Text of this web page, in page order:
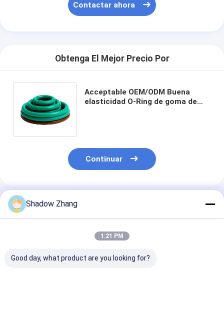
Contactar ahora
Obtenga El Mejor Precio Por
Acceptable OEM/ODM Buena
elasticidad O-Ring de goma de
Continuar
Productos Recomendados
Shadow Zhang
1:21 PM
Good day, what product are you looking for?